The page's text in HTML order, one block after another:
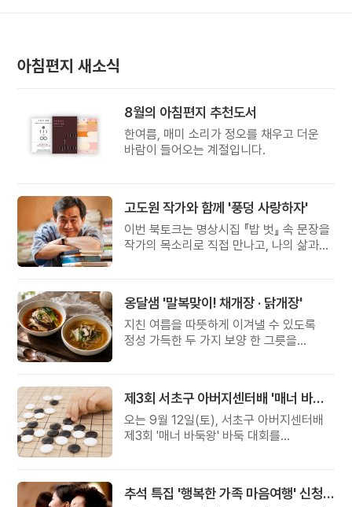
아침편지 새소식
8월의 아침편지 추천도서
한여름, 매미 소리가 정오를 채우고 더운
바람이 들어오는 계절입니다.
고도원 작가와 함께 '풍덩 사랑하자'
이번 북토크는 명상시집 『밥 벗』 속 문장을
작가의 목소리로 직접 만나고, 나의 삶과
옹달샘 '말복맞이! 채개장 · 닭개장'
지친 여름을 따뜻하게 이겨낼 수 있도록
정성 가득한 두 가지 보양 한 그릇을
제3회 서초구 아버지센터배 '매너 바둑왕' 대회
오는 9월 12일(토), 서초구 아버지센터배
제3회 '매너 바둑왕' 바둑 대회를
추석 특집 '행복한 가족 마음여행' 신청 안내